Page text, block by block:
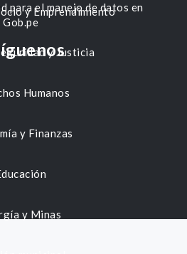
y Emprendimiento
y Justicia
Humanos
y Finanzas
y Minas
para el manejo de datos en
Gob.pe